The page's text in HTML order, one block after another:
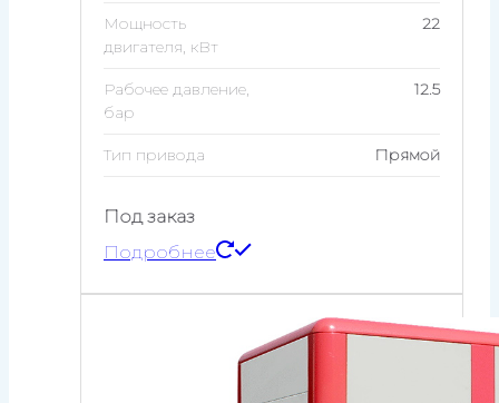
Мощность
двигателя, кВт
22
Рабочее давление,
бар
12.5
Тип привода Прямой
Под заказ
Подробнее